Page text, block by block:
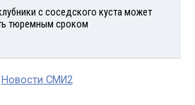
с соседского куста может
тюремным сроком
Новости СМИ2